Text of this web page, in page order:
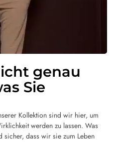
genau
Sie
Kollektion sind wir hier, um
werden zu lassen. Was
dass wir sie zum Leben